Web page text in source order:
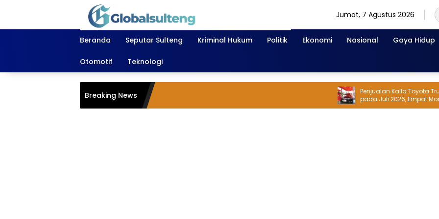
Jumat, 7 Agustus 2026
Beranda Seputar Sulteng Kriminal Hukum Politik Ekonomi Nasional Gaya Hidup
Otomotif Teknologi
Breaking News
Penjualan Kalla Toyota Trust
pada Juli 2026, Empat Model Ini
Banyak Diminati